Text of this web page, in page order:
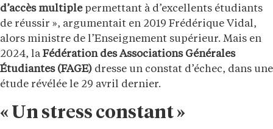
d’accès multiplepermettant à d’excellents étudiants
de réussir », argumentait en 2019 Frédérique Vidal,
alors ministre de l’Enseignement supérieur. Mais en
2024, la Fédération des Associations Générales
Étudiantes (FAGE) dresse un constat d’échec, dans une
étude révélée le 29 avril dernier.
« Un stress constant »